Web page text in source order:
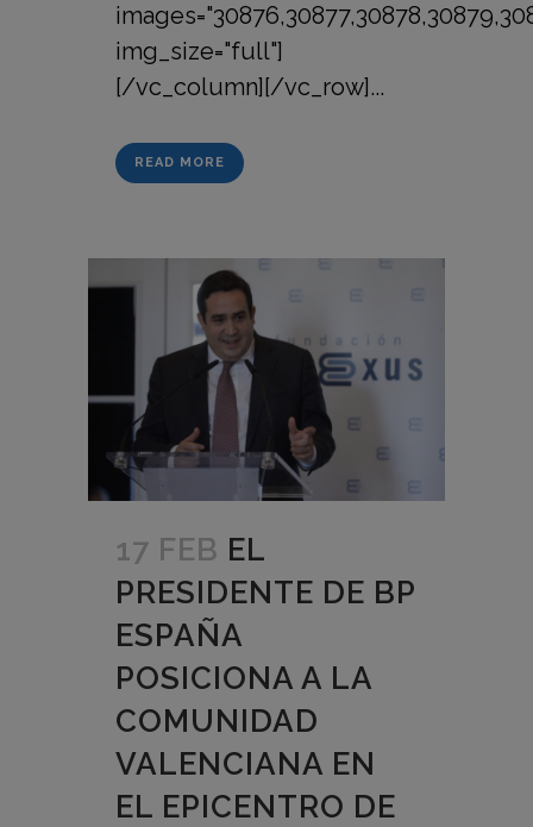
img_size="full"]
[/vc_column][/vc_row]...
READ MORE
17 FEB EL
PRESIDENTE DE BP
ESPAÑA
POSICIONA A LA
COMUNIDAD
VALENCIANA EN
EL EPICENTRO DE